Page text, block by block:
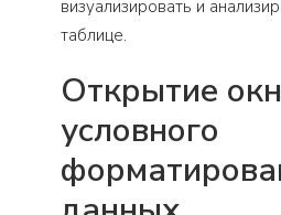
визуализировать и
таблице.
Открытие
условного